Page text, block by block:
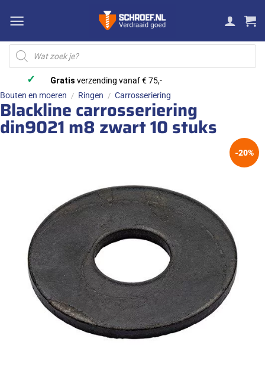
naar
inhoud
Producten
zoeken
✓ Gratis verzending vanaf € 75,-
Bouten en moeren / Ringen / Carrosseriering
Blackline carrosseriering
din9021 m8 zwart 10 stuks
-20%